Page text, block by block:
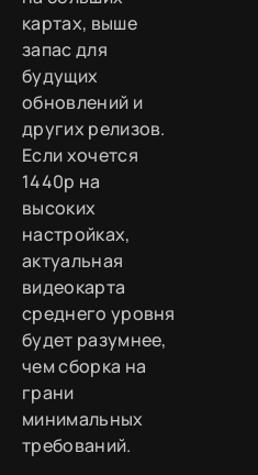
картах, выше
запас для
будущих
обновлений и
других релизов.
Если хочется
1440p на
высоких
настройках,
актуальная
видеокарта
среднего уровня
будет разумнее,
чем сборка на
грани
минимальных
требований.